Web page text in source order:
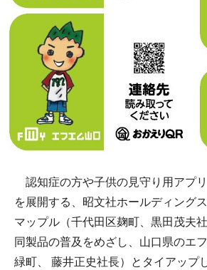
認知症の方や子供の見守り用アプリ
を展開する、昭文社ホールディング
マップル（千代田区麹町、黒田茂夫
同製品の普及をめざし、山口県のエ
緑町、 藤井正史社長）とタイアップ